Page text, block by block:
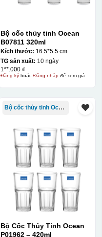
Bộ cốc thủy tinh Ocean
B07811 320ml
Kích thước: 16.5*5.5 cm
TG sản xuất: 10 ngày
1**.000 ₫
Đăng kýhoặc Đăng nhậpđể xem giá
Bộ cốc thủy tinh Ocean
Bộ Cốc Thủy Tinh Ocean
P01962 – 420ml